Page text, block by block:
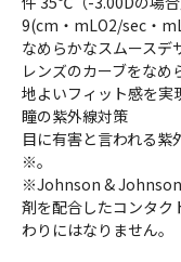
9(cm・mLO2/sec・
なめらかなスムースデ
レンズのカーブをな
地よいフィット感を実
瞳の紫外線対策
目に有害と言われる
※。
※Johnson & Johnson
剤を配合したコンタク
わりにはなりません。